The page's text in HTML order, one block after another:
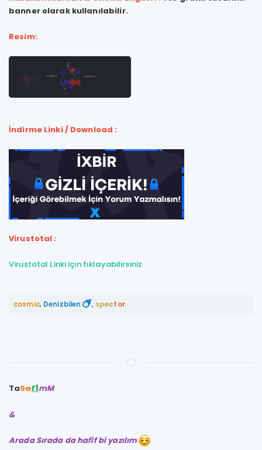
banner olarak kullanılabilir.
Resim:
İndirme Linki / Download :
Virustotal :
Virustotal Linki için tıklayabilirsiniz
cosmic, Denizbilen , spector
TaSarImM
&
Arada Sırada da hafif bi yazılım